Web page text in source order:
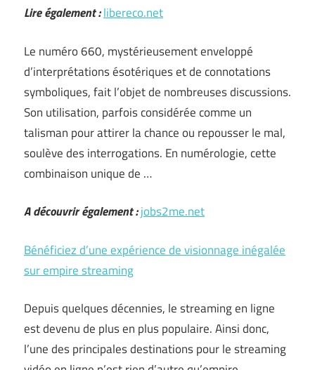
Lire également :libereco.net
Le numéro 660, mystérieusement enveloppé
d’interprétations ésotériques et de connotations
symboliques, fait l’objet de nombreuses discussions.
Son utilisation, parfois considérée comme un
talisman pour attirer la chance ou repousser le mal,
soulève des interrogations. En numérologie, cette
combinaison unique de …
A découvrir également :jobs2me.net
Bénéficiez d’une expérience de visionnage inégalée
sur empire streaming
Depuis quelques décennies, le streaming en ligne
est devenu de plus en plus populaire. Ainsi donc,
l’une des principales destinations pour le streaming